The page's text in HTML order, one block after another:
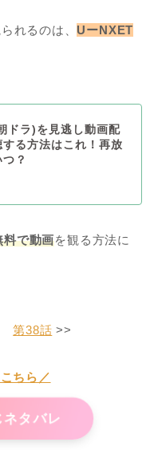
れるのは、 UーNXET
ドラ)を見逃し動画配
する方法はこれ！再放
？
料で動画を観る方法に
第38話 >>
ちら／
タバレ